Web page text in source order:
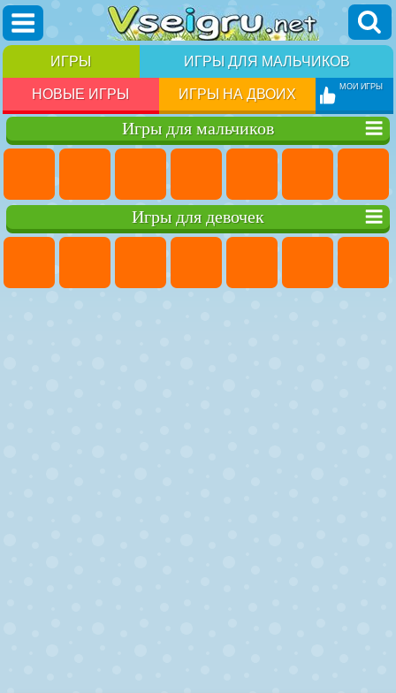
ИГРЫ ИГРЫ ДЛЯ МАЛЬЧИКОВ
НОВЫЕ ИГРЫ ИГРЫ НА ДВОИХ МОИ ИГРЫ
Игры для мальчиков
Игры для девочек